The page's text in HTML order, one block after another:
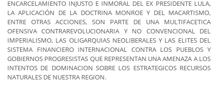
ENCARCELAMIENTO INJUSTO E INMORAL DEL EX PRESIDENTE LULA,
LA APLICACIÓN DE LA DOCTRINA MONROE Y DEL MACARTISMO,
ENTRE OTRAS ACCIONES, SON PARTE DE UNA MULTIFACETICA
OFENSIVA CONTRAREVOLUCIONARIA Y NO CONVENCIONAL DEL
IMPERIALISMO, LAS OLIGARQUIAS NEOLIBERALES Y LAS ELITES DEL
SISTEMA FINANCIERO INTERNACIONAL CONTRA LOS PUEBLOS Y
GOBIERNOS PROGRESISTAS QUE REPRESENTAN UNA AMENAZA A LOS
INTENTOS DE DOMINACION SOBRE LOS ESTRATEGICOS RECURSOS
NATURALES DE NUESTRA REGION.